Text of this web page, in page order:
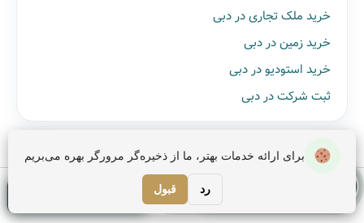
خرید ملک تجاری در دبی
خرید زمین در دبی
خرید استودیو در دبی
ثبت شرکت در دبی
مشاوره دارید؟
دیدگاهتان را بنویسید
برای ارائه خدمات بهتر، ما از ذخیره‌گر مرورگر بهره می‌بریم
رد قبول